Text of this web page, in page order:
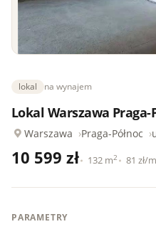
lokal na wynajem
Lokal Warszawa Praga-
Warszawa Praga-Północ
10 599 zł 132 m2 81 zł/m
PARAMETRY